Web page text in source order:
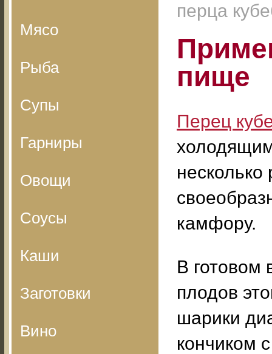
Мясо
Рыба
Супы
Гарниры
Овощи
Соусы
Каши
Заготовки
Вино
перца
пище
Перец
камфору.
В готовом
плодов
шарики
кончиком